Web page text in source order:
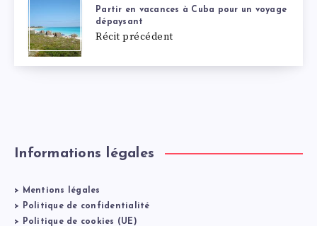
Partir en vacances à Cuba pour un voyage
dépaysant
Récit précédent
Informations légales
>
Mentions légales
>
Politique de confidentialité
>
Politique de cookies (UE)